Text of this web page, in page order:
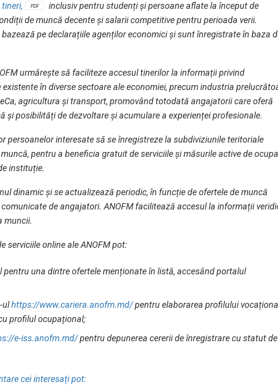
PDF
inclusiv pentru studenți și persoane aflate la început de
de muncă decente și salarii competitive pentru perioada verii.
pe declarațiile agenților economici și sunt înregistrate în baza
urmărește să faciliteze accesul tinerilor la informații privind
în diverse sectoare ale economiei, precum industria
agricultura și transport, promovând totodată angajatorii care oferă
și posibilități de dezvoltare și acumulare a experienței profesionale.
persoanelor interesate să se înregistreze la subdiviziunile teritoriale
pentru a beneficia gratuit de serviciile și măsurile active de
instituție.
dinamic și se actualizează periodic, în funcție de ofertele de muncă
de angajatori. ANOFM facilitează accesul la informații
muncii.
serviciile online ale ANOFM pot:
pentru una dintre ofertele menționate în listă, accesând portalul
ulhttps://www.cariera.anofm.md/pentru elaborarea profilului
profilul ocupațional;
e-iss.anofm.md/pentru depunerea cererii de înregistrare cu statut de
cei interesați pot: